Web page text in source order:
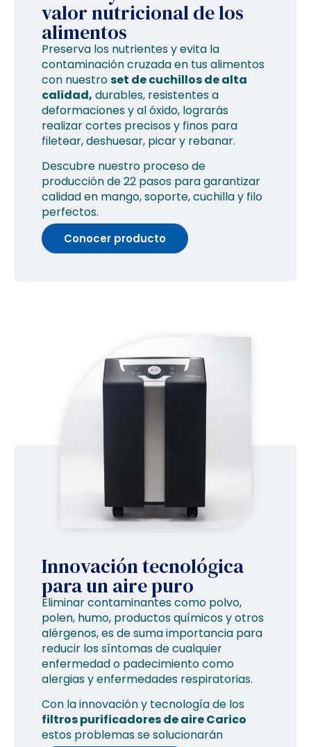
valor nutricional de los
alimentos
Preserva los nutrientes y evita la
contaminación cruzada en tus alimentos
con nuestroset de cuchillos de alta
calidad, durables, resistentes a
deformaciones y al óxido, lograrás
realizar cortes precisos y finos para
filetear, deshuesar, picar y rebanar.
Descubre nuestro proceso de
producción de 22 pasos para garantizar
calidad en mango, soporte, cuchilla y filo
perfectos.
Conocer producto
Innovación tecnológica
para un aire puro
Eliminar contaminantes como polvo,
polen, humo, productos químicos y otros
alérgenos, es de suma importancia para
reducir los síntomas de cualquier
enfermedad o padecimiento como
alergias y enfermedades respiratorias.
Con la innovación y tecnología de los
filtros purificadores de aire Carico
estos problemas se solucionarán